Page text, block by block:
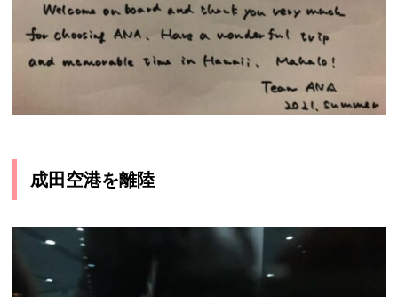
成田空港を離陸